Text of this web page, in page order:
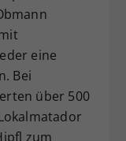
eine
Bei
über 500
zum
Consent-
eine
für die
Ihrer
falls der
eingestellt